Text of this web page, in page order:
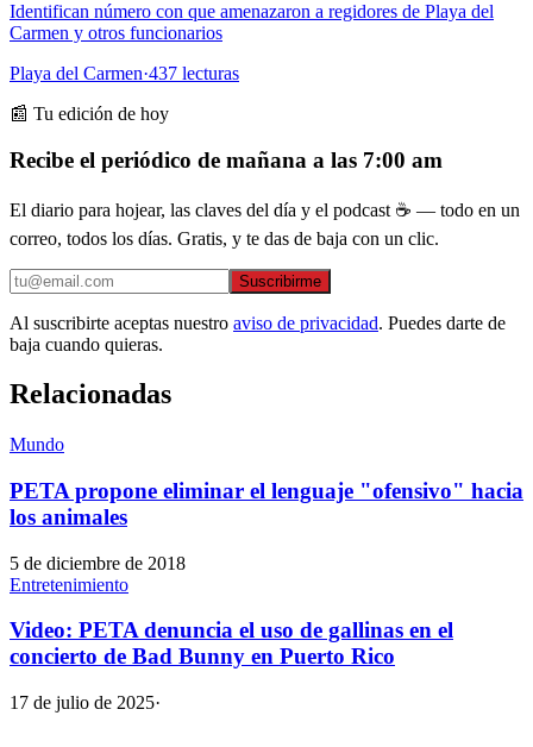
Identifican número con que amenazaron a regidores de Playa del
Carmen y otros funcionarios
Playa del Carmen·437 lecturas
📰 Tu edición de hoy
Recibe el periódico de mañana a las 7:00 am
El diario para hojear, las claves del día y el podcast ☕ — todo en un
correo, todos los días. Gratis, y te das de baja con un clic.
Suscribirme
Al suscribirte aceptas nuestro aviso de privacidad. Puedes darte de
baja cuando quieras.
Relacionadas
Mundo
PETA propone eliminar el lenguaje "ofensivo" hacia
los animales
5 de diciembre de 2018
Entretenimiento
Video: PETA denuncia el uso de gallinas en el
concierto de Bad Bunny en Puerto Rico
17 de julio de 2025·